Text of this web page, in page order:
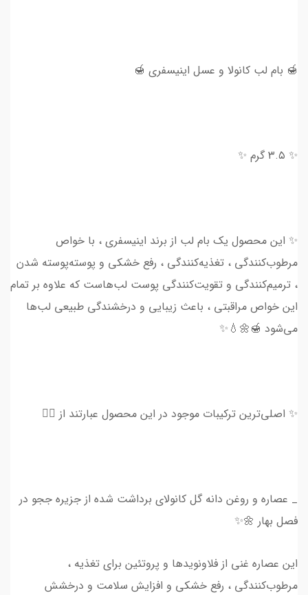
🍯 بام لب کانولا و عسل اینیسفری 🍯
✨ ۳.۵ گرم ✨
✨ این محصول یک بام لب از برند اینیسفری ، با خواص
مرطوب‌کنندگی ، تغذیه‌کنندگی ، رفع خشکی و پوسته‌پوسته شدن
، ترمیم‌کنندگی و تقویت‌کنندگی پوست لب‌هاست که علاوه بر تمام
این خواص مراقبتی ، باعث زیبایی و درخشندگی طبیعی لب‌ها
می‌شود 🍯🌼💧✨
✨ اصلی‌ترین ترکیبات موجود در این محصول عبارتند از 👇🏻
_ عصاره و روغن دانه گل کانولای برداشت شده از جزیره ججو در
فصل بهار 🌼✨
این عصاره غنی از فلاونویدها و پروتئین برای تغذیه ،
مرطوب‌کنندگی ، رفع خشکی و افزایش سلامت و درخشش